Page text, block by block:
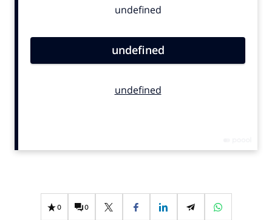
Contentmarketing
Effectiviteit
Gedragsverandering
0 0